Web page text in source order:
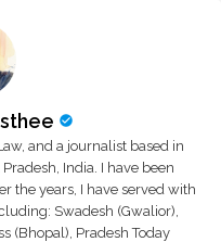
and a journalist based in
India. I have been
the years, I have served with
Swadesh (Gwalior),
(Bhopal), Pradesh Today